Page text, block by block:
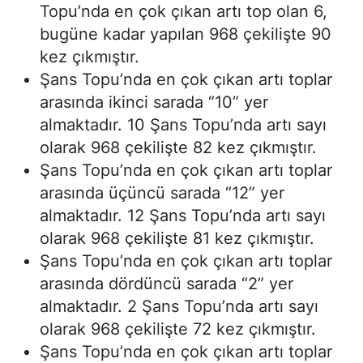
Topu’nda en çok çıkan artı top olan 6,
bugüne kadar yapılan 968 çekilişte 90
kez çıkmıştır.
Şans Topu’nda en çok çıkan artı toplar
arasında ikinci sarada “10” yer
almaktadır. 10 Şans Topu’nda artı sayı
olarak 968 çekilişte 82 kez çıkmıştır.
Şans Topu’nda en çok çıkan artı toplar
arasında üçüncü sarada “12” yer
almaktadır. 12 Şans Topu’nda artı sayı
olarak 968 çekilişte 81 kez çıkmıştır.
Şans Topu’nda en çok çıkan artı toplar
arasında dördüncü sarada “2” yer
almaktadır. 2 Şans Topu’nda artı sayı
olarak 968 çekilişte 72 kez çıkmıştır.
Şans Topu’nda en çok çıkan artı toplar